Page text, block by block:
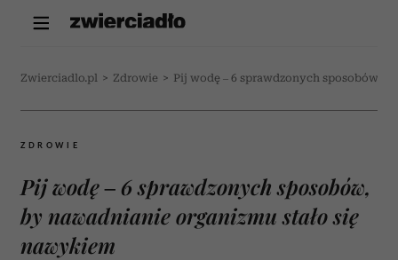
Zwierciadlo.pl > Zdrowie > Pij wodę – 6 sprawdzonych sposobów,
ZDROWIE
Pij wodę – 6 sprawdzonych sposobów,
by nawadnianie organizmu stało się
nawykiem